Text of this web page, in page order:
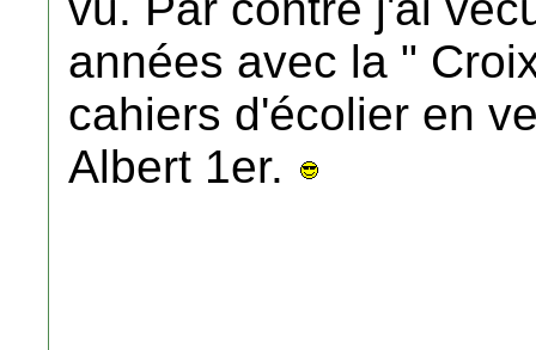
années avec la "
cahiers d'écolier en
Albert 1er.